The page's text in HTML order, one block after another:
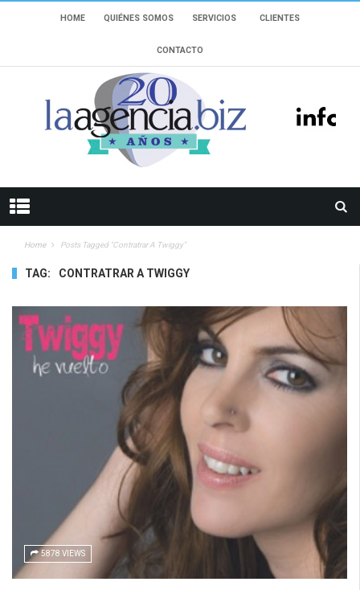
HOME QUIÉNES SOMOS SERVICIOS CLIENTES
CONTACTO
Home Posts Tagged "Contratrar A Twiggy"
TAG: CONTRATRAR A TWIGGY
5878 VIEWS